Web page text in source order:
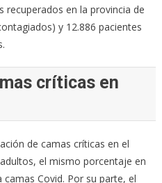
recuperados en la provincia de
y 12.886 pacientes
críticas en
de camas críticas en el
el mismo porcentaje en
Covid. Por su parte, el